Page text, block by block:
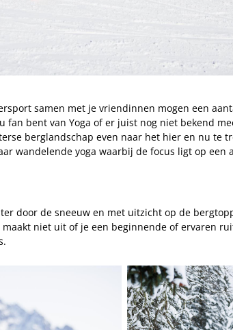
samen met je vriendinnen mogen een
fan bent van Yoga of er juist nog niet bekend
berglandschap even naar het hier en nu te
wandelende yoga waarbij de focus ligt op een
door de sneeuw en met uitzicht op de
niet uit of je een beginnende of ervaren